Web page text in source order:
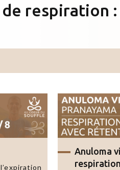
respiration :
Anuloma